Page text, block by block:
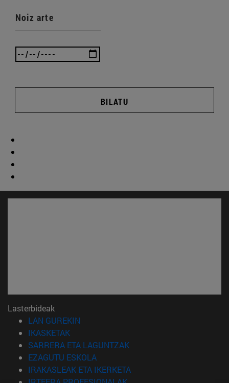
Noiz arte
BILATU
Lasterbideak
LAN GUREKIN
IKASKETAK(Beste leiho batean irekiko da)
SARRERA ETA LAGUNTZAK(Beste leiho batean irekiko
EZAGUTU ESKOLA(Beste leiho batean irekiko da)
IRAKASLEAK ETA IKERKETA(Beste leiho batean irekiko